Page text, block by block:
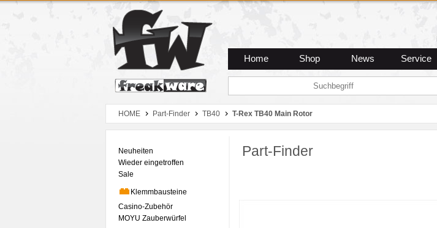
Zum Hauptmenue
Zum Seiteninhalt
Zum Warenkob
Home Shop News Service
HOME Part-Finder TB40 T-Rex TB40 Main Rotor
Neuheiten
Wieder eingetroffen
Sale
Klemmbausteine
Casino-Zubehör
MOYU Zauberwürfel
Part-Finder